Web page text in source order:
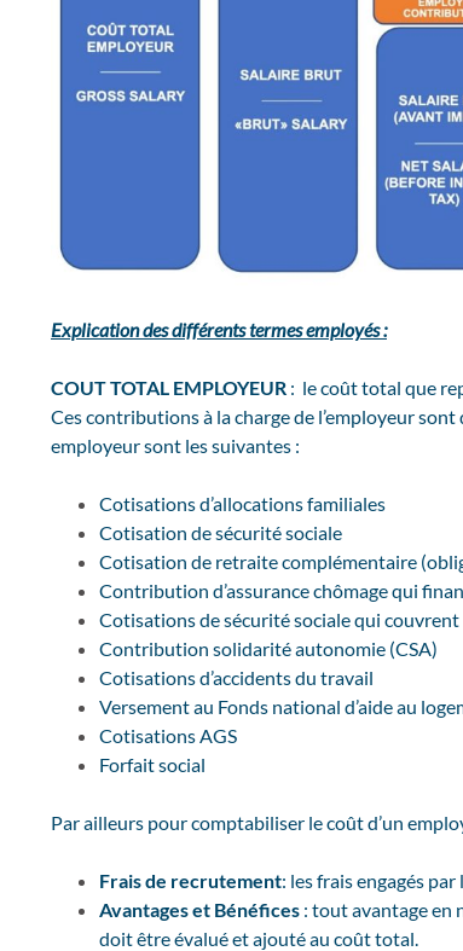
Explication des différents termes employés :
COUT TOTAL EMPLOYEUR : le coût total que
Ces contributions à la charge de l’employeur
employeur sont les suivantes :
Cotisations d’allocations familiales
Cotisation de sécurité sociale
Cotisation de retraite complémentaire
Contribution d’assurance chômage qui
Cotisations de sécurité sociale qui couvrent
Contribution solidarité autonomie (CSA)
Cotisations d’accidents du travail
Versement au Fonds national d’aide au
Cotisations AGS
Forfait social
Par ailleurs pour comptabiliser le coût d’un
Frais de recrutement: les frais engagés
Avantages et Bénéfices : tout avantage en
doit être évalué et ajouté au coût total.